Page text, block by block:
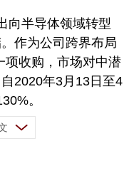
半导体领域转型
作为公司跨界布局
项收购，市场对中潜
2020年3月13日至4
。